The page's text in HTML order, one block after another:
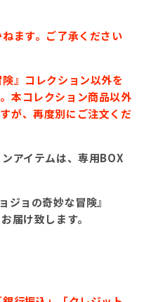
ます。ご了承ください
』コレクション以外を
本コレクション商品以外
が、再度別にご注文くだ
アイテムは、専用BOX
ジョの奇妙な冒険』
届け致します。